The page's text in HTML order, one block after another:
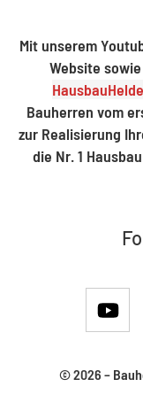
Mit unserem
Website
Bauherren vom
zur Realisierung
die Nr. 1
© 2026 –